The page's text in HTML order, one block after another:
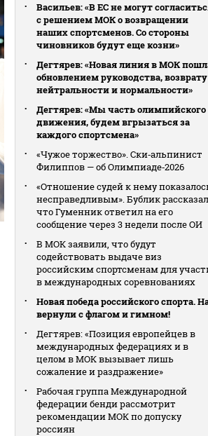
Васильев: «В ЕС не могут
с решением МОК о возвращении
наших спортсменов. Со стороны
чиновников будут еще козни»
Дегтярев: «Новая линия в МОК
обновлением руководства,
нейтральности и нормальности»
Дегтярев: «Мы часть олимпийского
движения, будем вгрызаться за
каждого спортсмена»
«Чужое торжество». Ски‑альпинист
Филиппов — об Олимпиаде‑2026
«Отношение судей к нему
несправедливым». Бублик
что Гуменник ответил на его
сообщение через 3 недели после ОИ
В МОК заявили, что будут
содействовать выдаче виз
российским спортсменам для
в международных соревнованиях
Новая победа российского спорта.
вернули с флагом и гимном!
Дегтярев: «Позиция европейцев в
международных федерациях и в
целом в МОК вызывает лишь
сожаление и раздражение»
Рабочая группа Международной
федерации бенди рассмотрит
рекомендации МОК по допуску
россиян